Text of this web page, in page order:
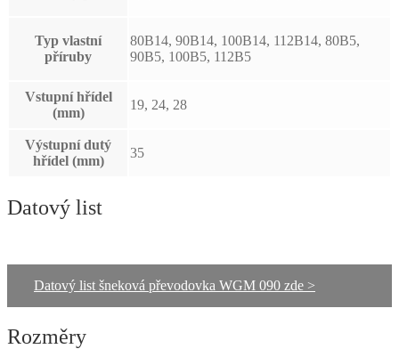
Typ vlastní
příruby
80B14, 90B14, 100B14, 112B14, 80B5,
90B5, 100B5, 112B5
Vstupní hřídel
(mm)
19, 24, 28
Výstupní dutý
hřídel (mm)
35
Datový list
Datový list šneková převodovka WGM 090 zde >
Rozměry